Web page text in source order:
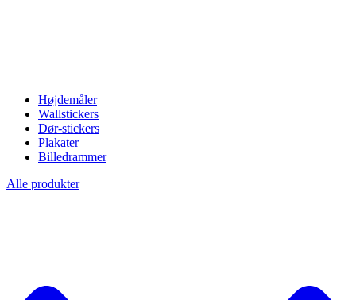
Højdemåler
Wallstickers
Dør-stickers
Plakater
Billedrammer
Alle produkter